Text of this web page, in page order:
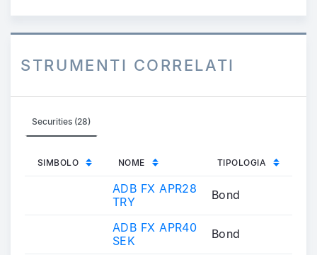
STRUMENTI CORRELATI
Securities (28)
SIMBOLO NOME TIPOLOGIA
ADB FX APR28
TRY
Bond
ADB FX APR40
SEK
Bond